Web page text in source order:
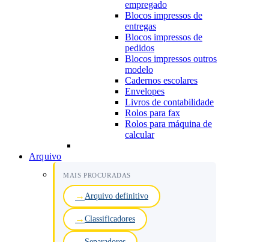
empregado
Blocos impressos de
entregas
Blocos impressos de
pedidos
Blocos impressos outros
modelo
Cadernos escolares
Envelopes
Livros de contabilidade
Rolos para fax
Rolos para máquina de
calcular
Arquivo
MAIS PROCURADAS
Arquivo definitivo
Classificadores